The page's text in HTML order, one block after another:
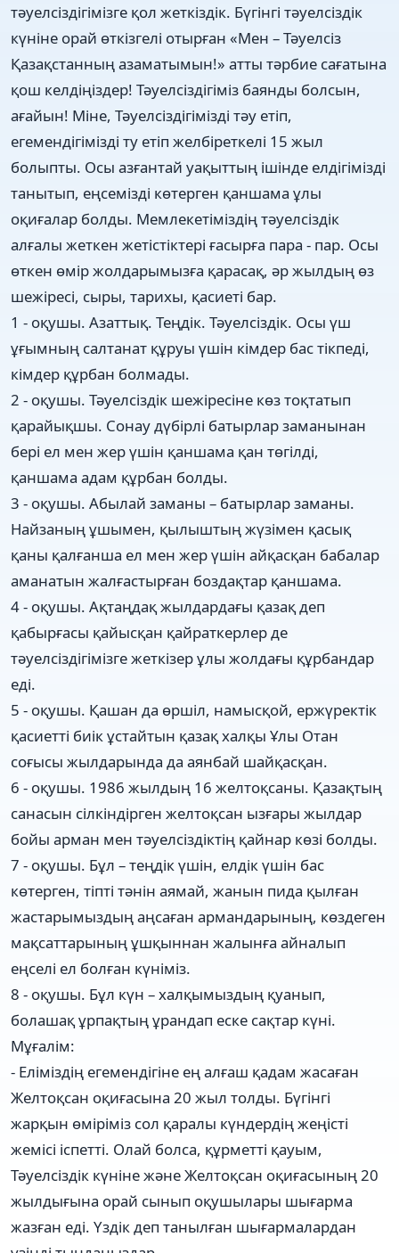
тәуелсіздігімізге қол жеткіздік. Бүгінгі тәуелсіздік
күніне орай өткізгелі отырған «Мен – Тәуелсіз
Қазақстанның азаматымын!» атты тәрбие сағатына
қош келдіңіздер! Тәуелсіздігіміз баянды болсын,
ағайын! Міне, Тәуелсіздігімізді тәу етіп,
егемендігімізді ту етіп желбіреткелі 15 жыл
болыпты. Осы азғантай уақыттың ішінде елдігімізді
танытып, еңсемізді көтерген қаншама ұлы
оқиғалар болды. Мемлекетіміздің тәуелсіздік
алғалы жеткен жетістіктері ғасырға пара - пар. Осы
өткен өмір жолдарымызға қарасақ, әр жылдың өз
шежіресі, сыры, тарихы, қасиеті бар.
1 - оқушы. Азаттық. Теңдік. Тәуелсіздік. Осы үш
ұғымның салтанат құруы үшін кімдер бас тікпеді,
кімдер құрбан болмады.
2 - оқушы. Тәуелсіздік шежіресіне көз тоқтатып
қарайықшы. Сонау дүбірлі батырлар заманынан
бері ел мен жер үшін қаншама қан төгілді,
қаншама адам құрбан болды.
3 - оқушы. Абылай заманы – батырлар заманы.
Найзаның ұшымен, қылыштың жүзімен қасық
қаны қалғанша ел мен жер үшін айқасқан бабалар
аманатын жалғастырған боздақтар қаншама.
4 - оқушы. Ақтаңдақ жылдардағы қазақ деп
қабырғасы қайысқан қайраткерлер де
тәуелсіздігімізге жеткізер ұлы жолдағы құрбандар
еді.
5 - оқушы. Қашан да өршіл, намысқой, ержүректік
қасиетті биік ұстайтын қазақ халқы Ұлы Отан
соғысы жылдарында да аянбай шайқасқан.
6 - оқушы. 1986 жылдың 16 желтоқсаны. Қазақтың
санасын сілкіндірген желтоқсан ызғары жылдар
бойы арман мен тәуелсіздіктің қайнар көзі болды.
7 - оқушы. Бұл – теңдік үшін, елдік үшін бас
көтерген, тіпті тәнін аямай, жанын пида қылған
жастарымыздың аңсаған армандарының, көздеген
мақсаттарының ұшқыннан жалынға айналып
еңселі ел болған күніміз.
8 - оқушы. Бұл күн – халқымыздың қуанып,
болашақ ұрпақтың ұрандап еске сақтар күні.
Мұғалім:
- Еліміздің егемендігіне ең алғаш қадам жасаған
Желтоқсан оқиғасына 20 жыл толды. Бүгінгі
жарқын өміріміз сол қаралы күндердің жеңісті
жемісі іспетті. Олай болса, құрметті қауым,
Тәуелсіздік күніне және Желтоқсан оқиғасының 20
жылдығына орай сынып оқушылары шығарма
жазған еді. Үздік деп танылған шығармалардан